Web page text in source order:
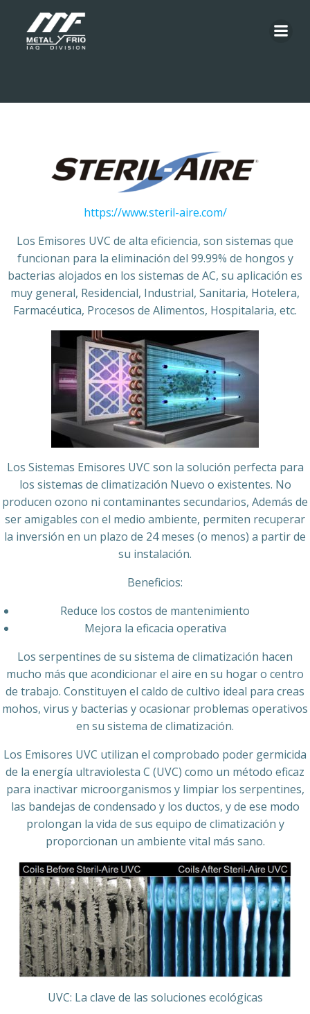
https://www.steril-aire.com/
Los Emisores UVC de alta eficiencia, son sistemas que
funcionan para la eliminación del 99.99% de hongos y
bacterias alojados en los sistemas de AC, su aplicación es
muy general, Residencial, Industrial, Sanitaria, Hotelera,
Farmacéutica, Procesos de Alimentos, Hospitalaria, etc.
Los Sistemas Emisores UVC son la solución perfecta para
los sistemas de climatización Nuevo o existentes. No
producen ozono ni contaminantes secundarios, Además de
ser amigables con el medio ambiente, permiten recuperar
la inversión en un plazo de 24 meses (o menos) a partir de
su instalación.
Beneficios:
Reduce los costos de mantenimiento
Mejora la eficacia operativa
Los serpentines de su sistema de climatización hacen
mucho más que acondicionar el aire en su hogar o centro
de trabajo. Constituyen el caldo de cultivo ideal para creas
mohos, virus y bacterias y ocasionar problemas operativos
en su sistema de climatización.
Los Emisores UVC utilizan el comprobado poder germicida
de la energía ultraviolesta C (UVC) como un método eficaz
para inactivar microorganismos y limpiar los serpentines,
las bandejas de condensado y los ductos, y de ese modo
prolongan la vida de sus equipo de climatización y
proporcionan un ambiente vital más sano.
UVC: La clave de las soluciones ecológicas